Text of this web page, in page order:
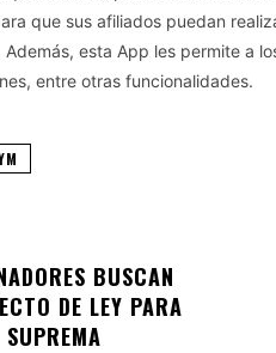
que sus afiliados puedan
esta App les permite a
entre otras funcionalidades.
BUSCAN
DE LEY PARA